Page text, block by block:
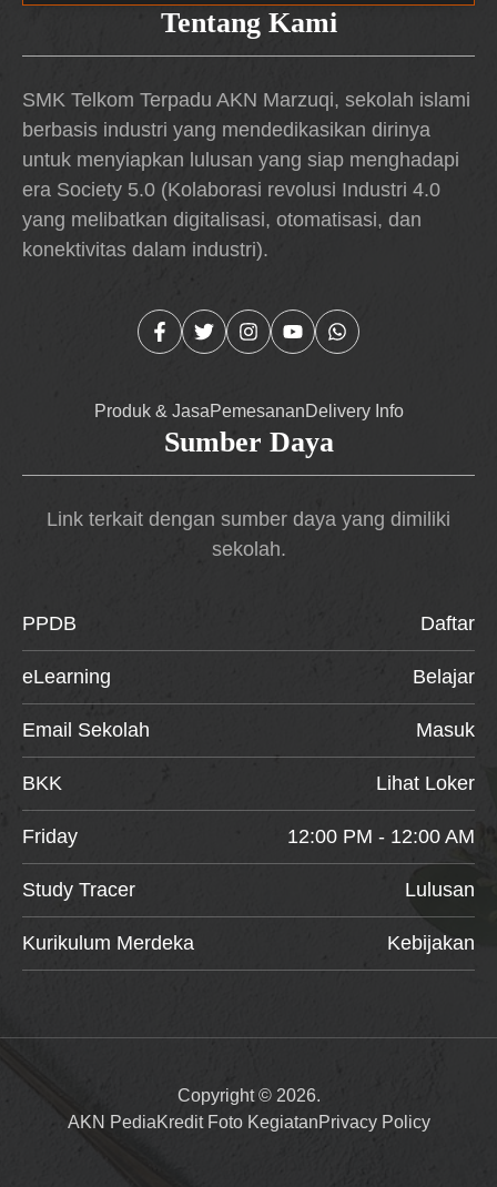
Tentang Kami
SMK Telkom Terpadu AKN Marzuqi, sekolah islami
berbasis industri yang mendedikasikan dirinya
untuk menyiapkan lulusan yang siap menghadapi
era Society 5.0 (Kolaborasi revolusi Industri 4.0
yang melibatkan digitalisasi, otomatisasi, dan
konektivitas dalam industri).
Produk & JasaPemesananDelivery Info
Sumber Daya
Link terkait dengan sumber daya yang dimiliki
sekolah.
PPDB Daftar
eLearning Belajar
Email Sekolah Masuk
BKK Lihat Loker
Friday 12:00 PM - 12:00 AM
Study Tracer Lulusan
Kurikulum Merdeka Kebijakan
Copyright © 2026.
AKN PediaKredit Foto KegiatanPrivacy Policy